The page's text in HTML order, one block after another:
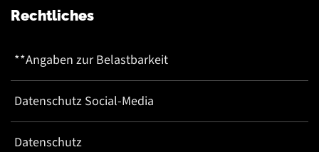
Rechtliches
**Angaben zur Belastbarkeit
Datenschutz Social-Media
Datenschutz